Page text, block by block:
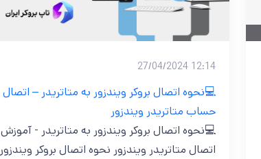
12:14 27/04/2024
💻نحوه اتصال بروکر ویندزور به متاتریدر – اتصال
حساب متاتریدر ویندزور
💻نحوه اتصال بروکر ویندزور به متاتریدر - آموزش
اتصال متاتریدر ویندزور نحوه اتصال بروکر ویندزور